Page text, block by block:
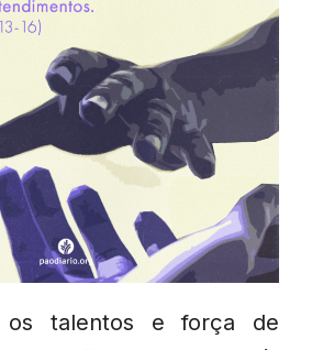
os talentos e força de